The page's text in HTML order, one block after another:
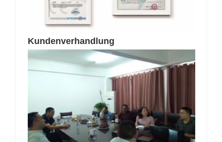
Kundenverhandlung